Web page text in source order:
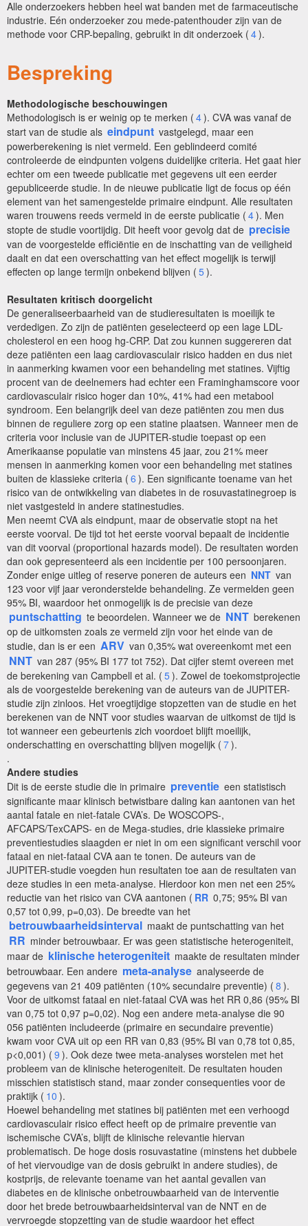
Alle onderzoekers hebben heel wat banden met de farmaceutische
industrie. Eén onderzoeker zou mede-patenthouder zijn van de
methode voor CRP-bepaling, gebruikt in dit onderzoek ( 4).
Bespreking
Methodologische beschouwingen
Methodologisch is er weinig op te merken ( 4). CVA was vanaf de
start van de studie als eindpunt vastgelegd, maar een
powerberekening is niet vermeld. Een geblindeerd comité
controleerde de eindpunten volgens duidelijke criteria. Het gaat hier
echter om een tweede publicatie met gegevens uit een eerder
gepubliceerde studie. In de nieuwe publicatie ligt de focus op één
element van het samengestelde primaire eindpunt. Alle resultaten
waren trouwens reeds vermeld in de eerste publicatie ( 4). Men
stopte de studie voortijdig. Dit heeft voor gevolg dat de precisie
van de voorgestelde efficiëntie en de inschatting van de veiligheid
daalt en dat een overschatting van het effect mogelijk is terwijl
effecten op lange termijn onbekend blijven ( 5).
Resultaten kritisch doorgelicht
De generaliseerbaarheid van de studieresultaten is moeilijk te
verdedigen. Zo zijn de patiënten geselecteerd op een lage LDL-
cholesterol en een hoog hg-CRP. Dat zou kunnen suggereren dat
deze patiënten een laag cardiovasculair risico hadden en dus niet
in aanmerking kwamen voor een behandeling met statines. Vijftig
procent van de deelnemers had echter een Framinghamscore voor
cardiovasculair risico hoger dan 10%, 41% had een metabool
syndroom. Een belangrijk deel van deze patiënten zou men dus
binnen de reguliere zorg op een statine plaatsen. Wanneer men de
criteria voor inclusie van de JUPITER-studie toepast op een
Amerikaanse populatie van minstens 45 jaar, zou 21% meer
mensen in aanmerking komen voor een behandeling met statines
buiten de klassieke criteria ( 6 ). Een significante toename van het
risico van de ontwikkeling van diabetes in de rosuvastatinegroep is
niet vastgesteld in andere statinestudies.
Men neemt CVA als eindpunt, maar de observatie stopt na het
eerste voorval. De tijd tot het eerste voorval bepaalt de incidentie
van dit voorval (proportional hazards model). De resultaten worden
dan ook gepresenteerd als een incidentie per 100 persoonjaren.
Zonder enige uitleg of reserve poneren de auteurs een NNT van
123 voor vijf jaar veronderstelde behandeling. Ze vermelden geen
95% BI, waardoor het onmogelijk is de precisie van deze
puntschatting te beoordelen. Wanneer we de NNT berekenen
op de uitkomsten zoals ze vermeld zijn voor het einde van de
studie, dan is er een ARV van 0,35% wat overeenkomt met een
NNT van 287 (95% BI 177 tot 752). Dat cijfer stemt overeen met
de berekening van Campbell et al. ( 5). Zowel de toekomstprojectie
als de voorgestelde berekening van de auteurs van de JUPITER-
studie zijn zinloos. Het vroegtijdige stopzetten van de studie en het
berekenen van de NNT voor studies waarvan de uitkomst de tijd is
tot wanneer een gebeurtenis zich voordoet blijft moeilijk,
onderschatting en overschatting blijven mogelijk ( 7).
.
Andere studies
Dit is de eerste studie die in primaire preventie een statistisch
significante maar klinisch betwistbare daling kan aantonen van het
aantal fatale en niet-fatale CVA’s. De WOSCOPS-,
AFCAPS/TexCAPS- en de Mega-studies, drie klassieke primaire
preventiestudies slaagden er niet in om een significant verschil voor
fataal en niet-fataal CVA aan te tonen. De auteurs van de
JUPITER-studie voegden hun resultaten toe aan de resultaten van
deze studies in een meta-analyse. Hierdoor kon men net een 25%
reductie van het risico van CVA aantonen ( RR 0,75; 95% BI van
0,57 tot 0,99, p=0,03). De breedte van het
betrouwbaarheidsinterval maakt de puntschatting van het
RR minder betrouwbaar. Er was geen statistische heterogeniteit,
maar de klinische heterogeniteit maakte de resultaten minder
betrouwbaar. Een andere meta-analyse analyseerde de
gegevens van 21 409 patiënten (10% secundaire preventie) ( 8 ).
Voor de uitkomst fataal en niet-fataal CVA was het RR 0,86 (95% BI
van 0,75 tot 0,97 p=0,02). Nog een andere meta-analyse die 90
056 patiënten includeerde (primaire en secundaire preventie)
kwam voor CVA uit op een RR van 0,83 (95% BI van 0,78 tot 0,85,
p<0,001) ( 9 ). Ook deze twee meta-analyses worstelen met het
probleem van de klinische heterogeniteit. De resultaten houden
misschien statistisch stand, maar zonder consequenties voor de
praktijk ( 10 ).
Hoewel behandeling met statines bij patiënten met een verhoogd
cardiovasculair risico effect heeft op de primaire preventie van
ischemische CVA’s, blijft de klinische relevantie hiervan
problematisch. De hoge dosis rosuvastatine (minstens het dubbele
of het viervoudige van de dosis gebruikt in andere studies), de
kostprijs, de relevante toename van het aantal gevallen van
diabetes en de klinische onbetrouwbaarheid van de interventie
door het brede betrouwbaarheidsinterval van de NNT en de
vervroegde stopzetting van de studie waardoor het effect